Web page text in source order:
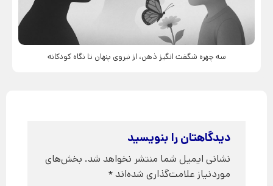
سه چهره شگفت انگیز ذهن، از نیروی پنهان تا نگاه کودکانه
دیدگاهتان را بنویسید
نشانی ایمیل شما منتشر نخواهد شد. بخش‌های
موردنیاز علامت‌گذاری شده‌اند*